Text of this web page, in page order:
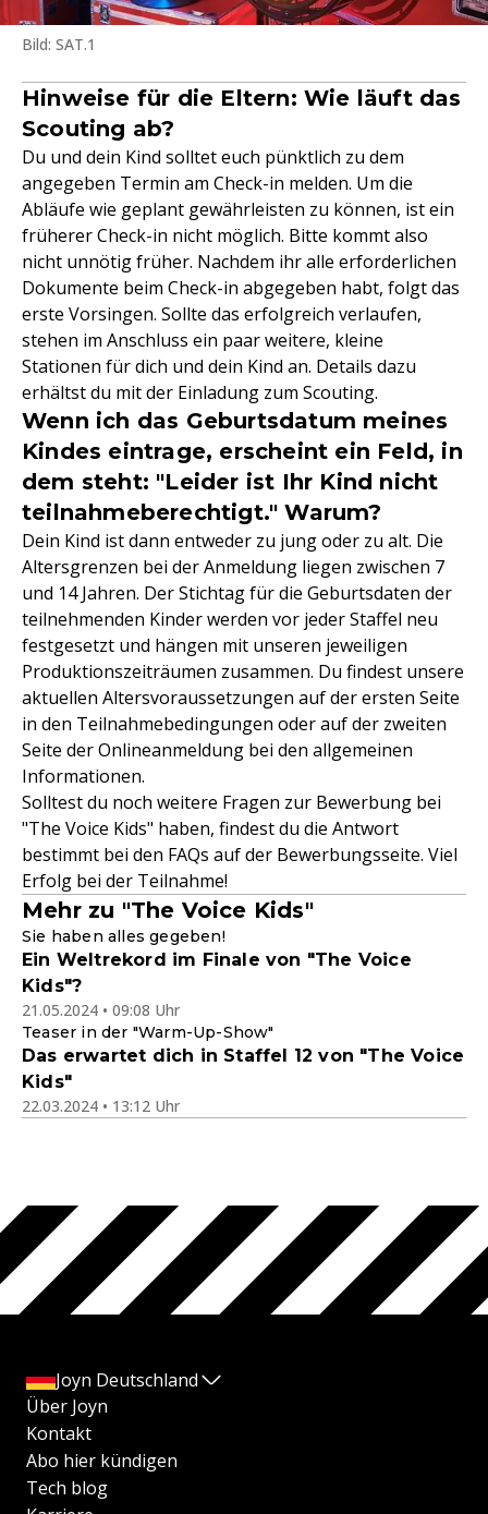
Bild: SAT.1
Hinweise für die Eltern: Wie läuft das
Scouting ab?
Du und dein Kind solltet euch pünktlich zu dem
angegeben Termin am Check-in melden. Um die
Abläufe wie geplant gewährleisten zu können, ist ein
früherer Check-in nicht möglich. Bitte kommt also
nicht unnötig früher. Nachdem ihr alle erforderlichen
Dokumente beim Check-in abgegeben habt, folgt das
erste Vorsingen. Sollte das erfolgreich verlaufen,
stehen im Anschluss ein paar weitere, kleine
Stationen für dich und dein Kind an. Details dazu
erhältst du mit der Einladung zum Scouting.
Wenn ich das Geburtsdatum meines
Kindes eintrage, erscheint ein Feld, in
dem steht: "Leider ist Ihr Kind nicht
teilnahmeberechtigt." Warum?
Dein Kind ist dann entweder zu jung oder zu alt. Die
Altersgrenzen bei der Anmeldung liegen zwischen 7
und 14 Jahren. Der Stichtag für die Geburtsdaten der
teilnehmenden Kinder werden vor jeder Staffel neu
festgesetzt und hängen mit unseren jeweiligen
Produktionszeiträumen zusammen. Du findest unsere
aktuellen Altersvoraussetzungen auf der ersten Seite
in den Teilnahmebedingungen oder auf der zweiten
Seite der Onlineanmeldung bei den allgemeinen
Informationen.
Solltest du noch weitere Fragen zur Bewerbung bei
"The Voice Kids" haben, findest du die Antwort
bestimmt bei den FAQs auf der Bewerbungsseite. Viel
Erfolg bei der Teilnahme!
Mehr zu "The Voice Kids"
Sie haben alles gegeben!
Ein Weltrekord im Finale von "The Voice
Kids"?
21.05.2024 • 09:08 Uhr
Teaser in der "Warm-Up-Show"
Das erwartet dich in Staffel 12 von "The Voice
Kids"
22.03.2024 • 13:12 Uhr
Joyn Deutschland
Über Joyn
Kontakt
Abo hier kündigen
Tech blog